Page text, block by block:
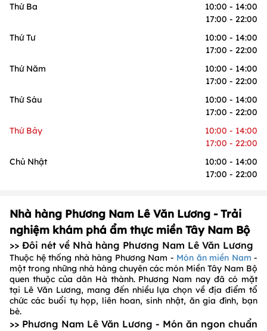
Thứ Ba
10:00 - 14:00
17:00 - 22:00
Thứ Tư
10:00 - 14:00
17:00 - 22:00
Thứ Năm
10:00 - 14:00
17:00 - 22:00
Thứ Sáu
10:00 - 14:00
17:00 - 22:00
Thứ Bảy
10:00 - 14:00
17:00 - 22:00
Chủ Nhật
10:00 - 14:00
17:00 - 22:00
Nhà hàng Phương Nam Lê Văn Lương - Trải
nghiệm khám phá ẩm thực miền Tây Nam Bộ
>> Đôi nét về Nhà hàng Phương Nam Lê Văn Lương
Thuộc hệ thống nhà hàng Phương Nam - Món ăn miền Nam -
một trong những nhà hàng chuyên các món Miền Tây Nam Bộ
quen thuộc của dân Hà thành. Phương Nam nay đã có mặt
tại Lê Văn Lương, mang đến nhiều lựa chọn về địa điểm tổ
chức các buổi tụ họp, liên hoan, sinh nhật, ăn gia đình, bạn
bè.
>> Phương Nam Lê Văn Lương - Món ăn ngon chuẩn